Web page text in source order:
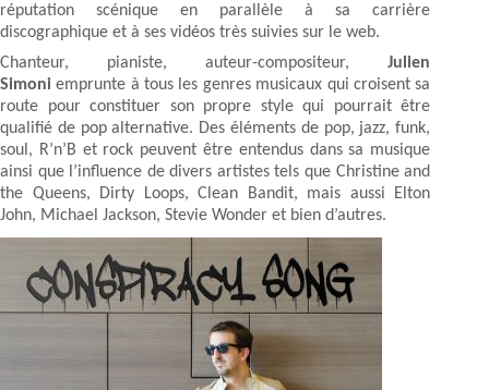
réputation scénique en parallèle à sa carrière
discographique et à ses vidéos très suivies sur le web.
Chanteur, pianiste, auteur-compositeur,Julien
Simoni emprunte à tous les genres musicaux qui croisent sa
route pour constituer son propre style qui pourrait être
qualifié de pop alternative. Des éléments de pop, jazz, funk,
soul, R’n’B et rock peuvent être entendus dans sa musique
ainsi que l’influence de divers artistes tels que Christine and
the Queens, Dirty Loops, Clean Bandit, mais aussi Elton
John, Michael Jackson, Stevie Wonder et bien d’autres.